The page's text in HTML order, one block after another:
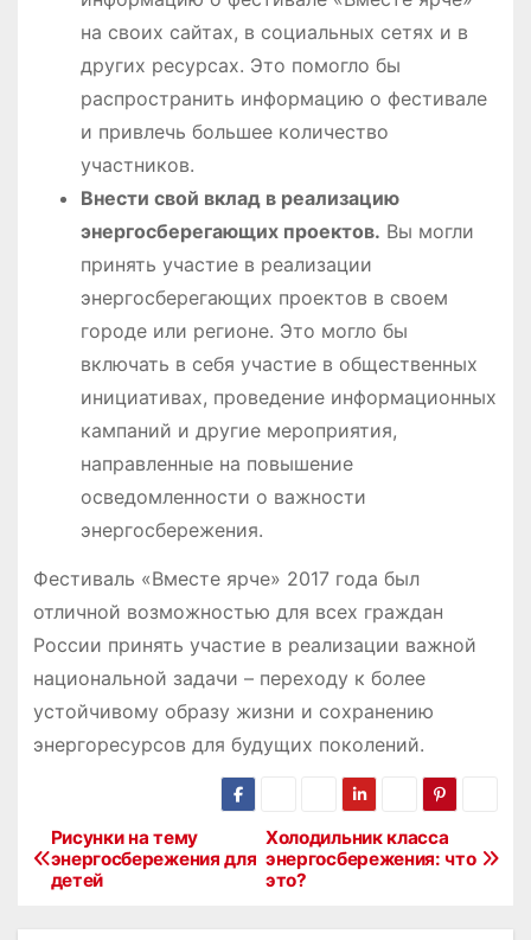
на своих сайтах, в социальных сетях и в
других ресурсах. Это помогло бы
распространить информацию о фестивале
и привлечь большее количество
участников.
Внести свой вклад в реализацию
энергосберегающих проектов. Вы могли
принять участие в реализации
энергосберегающих проектов в своем
городе или регионе. Это могло бы
включать в себя участие в общественных
инициативах, проведение информационных
кампаний и другие мероприятия,
направленные на повышение
осведомленности о важности
энергосбережения.
Фестиваль «Вместе ярче» 2017 года был
отличной возможностью для всех граждан
России принять участие в реализации важной
национальной задачи – переходу к более
устойчивому образу жизни и сохранению
энергоресурсов для будущих поколений.
Н
Холодильник класса
энергосбережения: что
это?
Рисунки на тему
энергосбережения для
детей